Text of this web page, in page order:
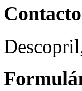
Contacto